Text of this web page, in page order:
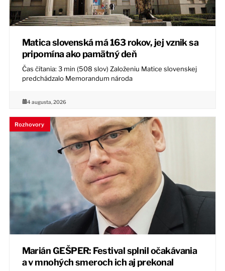
Matica slovenská má 163 rokov, jej vznik sa
pripomína ako pamätný deň
Čas čítania: 3 min (508 slov) Založeniu Matice slovenskej
predchádzalo Memorandum národa
4 augusta, 2026
Rozhovory
Marián GEŠPER: Festival splnil očakávania
a v mnohých smeroch ich aj prekonal